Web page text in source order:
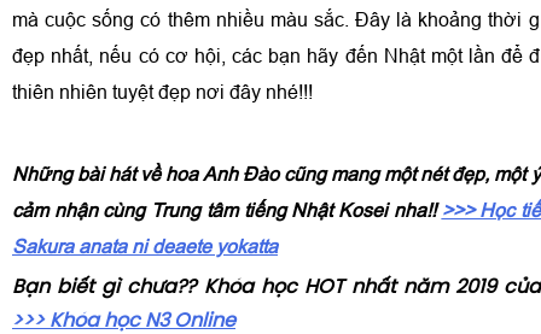
mà cuộc sống có thêm nhiều màu sắc. Đây là khoảng thời
đẹp nhất, nếu có cơ hội, các bạn hãy đến Nhật một lần để
thiên nhiên tuyệt đẹp nơi đây nhé!!!
Những bài hát về hoa Anh Đào cũng mang một nét đẹp, một
cảm nhận cùng Trung tâm tiếng Nhật Kosei nha!!>>> Học
Sakura anata ni deaete yokatta
Bạn biết gì chưa?? Khóa học HOT nhất năm 2019
>>> Khóa học N3 Online